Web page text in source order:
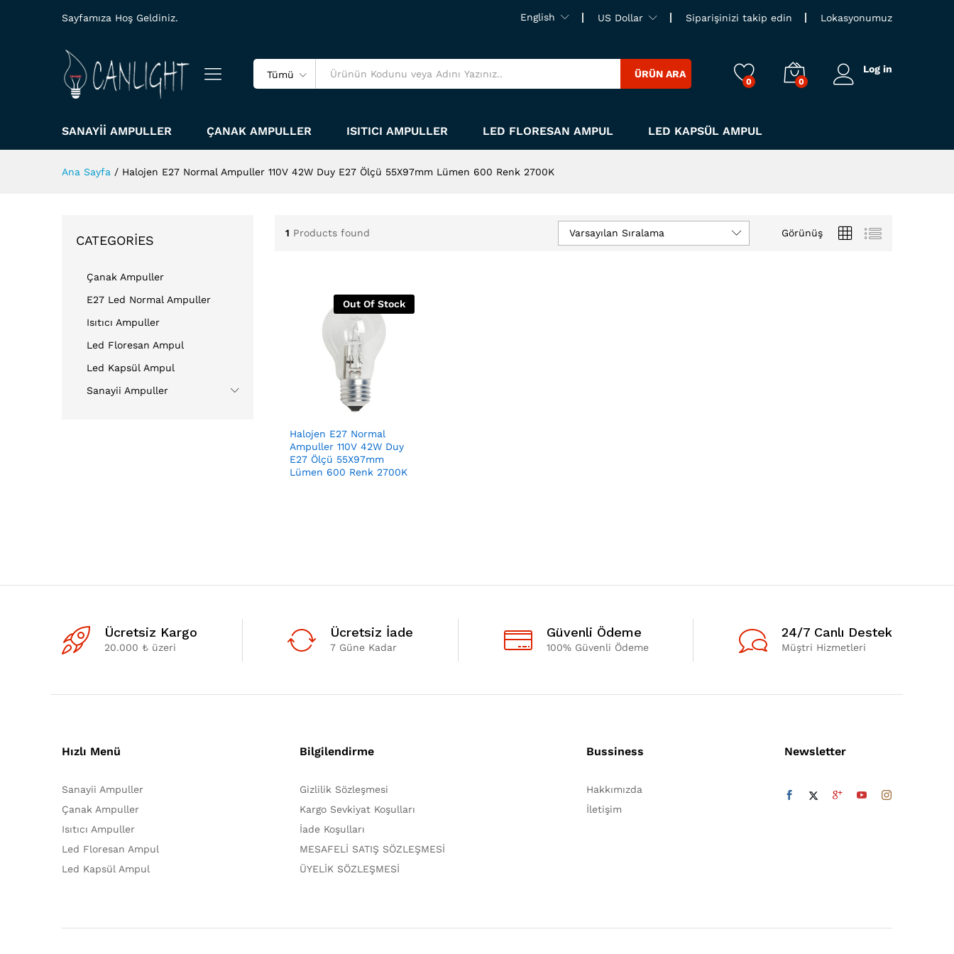
Sayfamıza Hoş Geldiniz. English US Dollar Siparişinizi takip edin Lokasyonumuz
Tümü ÜRÜN ARA
0 0
Log in
SANAYII AMPULLER ÇANAK AMPULLER ISITICI AMPULLER LED FLORESAN AMPUL LED KAPSÜL AMPUL
Ana Sayfa / Halojen E27 Normal Ampuller 110V 42W Duy E27 Ölçü 55X97mm Lümen 600 Renk 2700K
1 Products found Görünüş
Varsayılan Sıralama
Out Of Stock
Halojen E27 Normal
Ampuller 110V 42W Duy
E27 Ölçü 55X97mm
Lümen 600 Renk 2700K
CATEGORIES
Çanak Ampuller
E27 Led Normal Ampuller
Isıtıcı Ampuller
Led Floresan Ampul
Led Kapsül Ampul
Sanayii Ampuller
Ücretsiz Kargo
20.000 ₺ üzeri
Ücretsiz İade
7 Güne Kadar
Güvenli Ödeme
100% Güvenli Ödeme
24/7 Canlı Destek
Müştri Hizmetleri
Hızlı Menü
Sanayii Ampuller
Çanak Ampuller
Isıtıcı Ampuller
Led Floresan Ampul
Led Kapsül Ampul
Bilgilendirme
Gizlilik Sözleşmesi
Kargo Sevkiyat Koşulları
İade Koşulları
MESAFELİ SATIŞ SÖZLEŞMESİ
ÜYELİK SÖZLEŞMESİ
Bussiness
Hakkımızda
İletişim
Newsletter